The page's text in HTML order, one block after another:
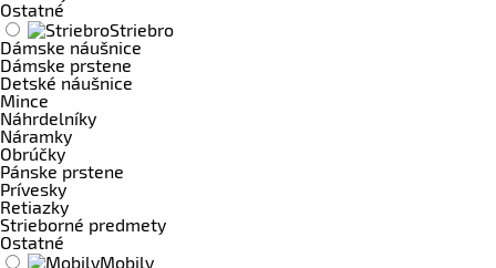
Ostatné
Striebro
Dámske náušnice
Dámske prstene
Detské náušnice
Mince
Náhrdelníky
Náramky
Obrúčky
Pánske prstene
Prívesky
Retiazky
Strieborné predmety
Ostatné
Mobily